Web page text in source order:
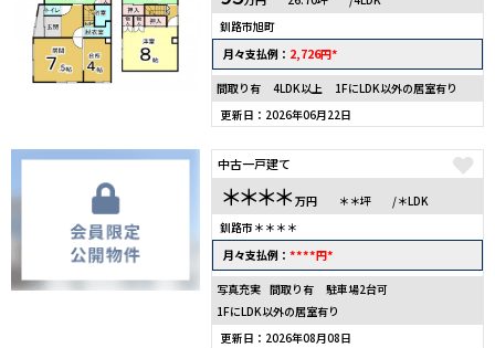
釧路市旭町
月々支払例： 2,726円*
間取り有 4LDK以上
1FにLDK以外の居室有り
更新日：2026年06月22日
中古一戸建て
＊＊＊＊ 万円 ＊＊坪
/＊LDK
釧路市＊＊＊＊
月々支払例：****円*
写真充実 間取り有
駐車場2台可
1FにLDK以外の居室有り
更新日：2026年08月08日